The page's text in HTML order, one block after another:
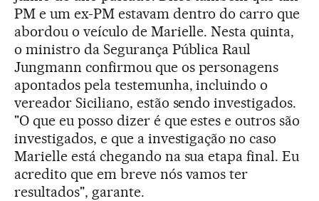
PM e um ex-PM estavam dentro do carro que
abordou o veículo de Marielle. Nesta quinta,
o ministro da Segurança Pública Raul
Jungmann confirmou que os personagens
apontados pela testemunha, incluindo o
vereador Siciliano, estão sendo investigados.
"O que eu posso dizer é que estes e outros são
investigados, e que a investigação no caso
Marielle está chegando na sua etapa final. Eu
acredito que em breve nós vamos ter
resultados", garante.